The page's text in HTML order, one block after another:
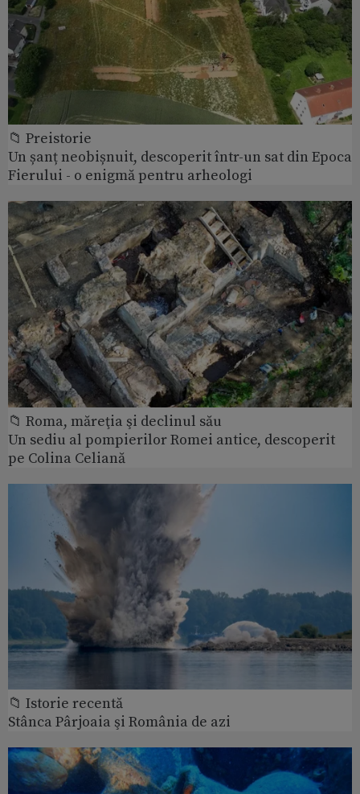
📁 Preistorie
Un șanț neobișnuit, descoperit într-un sat din Epoca
Fierului - o enigmă pentru arheologi
📁 Roma, măreţia şi declinul său
Un sediu al pompierilor Romei antice, descoperit
pe Colina Celiană
📁 Istorie recentă
Stânca Pârjoaia şi România de azi